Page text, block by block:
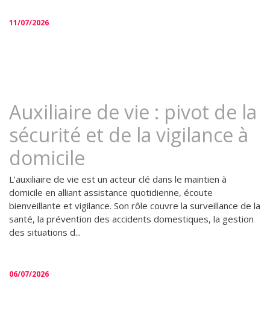
11/07/2026
Auxiliaire de vie : pivot de la
sécurité et de la vigilance à
domicile
L’auxiliaire de vie est un acteur clé dans le maintien à
domicile en alliant assistance quotidienne, écoute
bienveillante et vigilance. Son rôle couvre la surveillance de la
santé, la prévention des accidents domestiques, la gestion
des situations d...
06/07/2026